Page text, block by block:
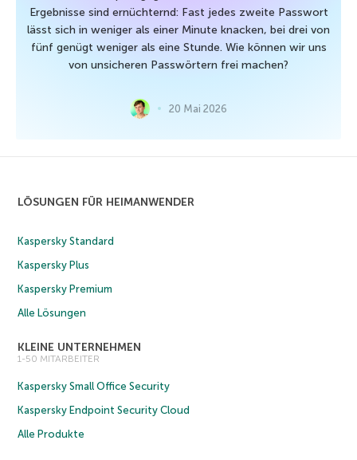
Ergebnisse sind ernüchternd: Fast jedes zweite Passwort
lässt sich in weniger als einer Minute knacken, bei drei von
fünf genügt weniger als eine Stunde. Wie können wir uns
von unsicheren Passwörtern frei machen?
20 Mai 2026
LÖSUNGEN FÜR HEIMANWENDER
Kaspersky Standard
Kaspersky Plus
Kaspersky Premium
Alle Lösungen
KLEINE UNTERNEHMEN
1-50 MITARBEITER
Kaspersky Small Office Security
Kaspersky Endpoint Security Cloud
Alle Produkte